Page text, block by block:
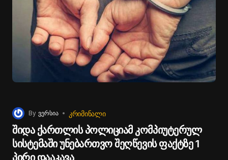
By ვერსია ᲙᲠᲘᲛᲘᲜᲐᲚᲘ
შიდა ქართლის პოლიციამ კომპიუტერულ
სისტემაში უნებართვო შეღწევის ფაქტზე 1
პირი დააკავა